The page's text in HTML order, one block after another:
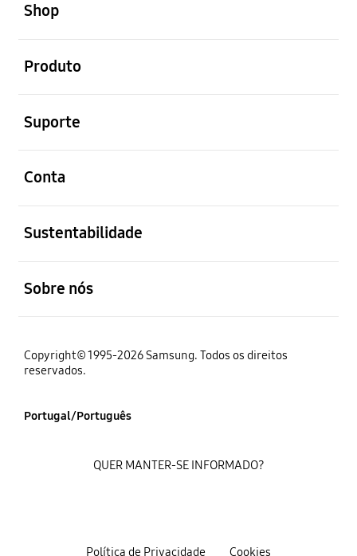
Shop
Produto
Suporte
Conta
Sustentabilidade
Sobre nós
Copyright© 1995-2026 Samsung. Todos os direitos
reservados.
Portugal/Português
Política de Privacidade Cookies
QUER MANTER-SE INFORMADO?